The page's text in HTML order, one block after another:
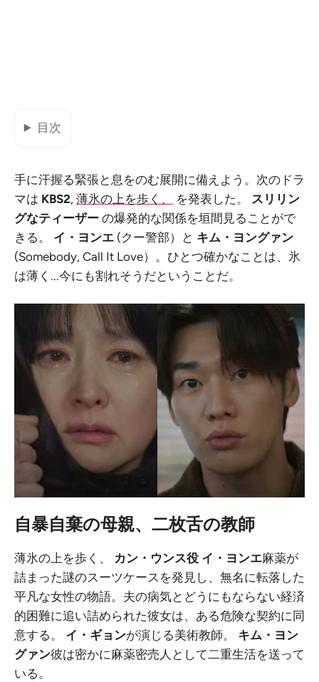
目次
手に汗握る緊張と息をのむ展開に備えよう。次のドラ
マは KBS2, 薄氷の上を歩く、 を発表した。 スリリン
グなティーザー の爆発的な関係を垣間見ることがで
きる。 イ・ヨンエ (クー警部）と キム・ヨングァン
(Somebody, Call It Love）。ひとつ確かなことは、氷
は薄く...今にも割れそうだということだ。
自暴自棄の母親、二枚舌の教師
薄氷の上を歩く、 カン・ウンス役 イ・ヨンエ麻薬が
詰まった謎のスーツケースを発見し、無名に転落した
平凡な女性の物語。夫の病気とどうにもならない経済
的困難に追い詰められた彼女は、ある危険な契約に同
意する。 イ・ギョンが演じる美術教師。 キム・ヨン
グァン彼は密かに麻薬密売人として二重生活を送って
いる。